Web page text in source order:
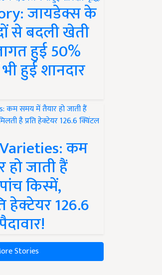
जायडेक्स के
से बदली खेती
हुई 50%
हुई शानदार
कम
जाती हैं
किस्में,
हेक्टेयर 126.6
Stories